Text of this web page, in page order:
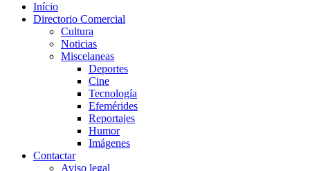
Início
Directorio Comercial
Cultura
Noticias
Miscelaneas
Deportes
Cine
Tecnología
Efemérides
Reportajes
Humor
Imágenes
Contactar
Aviso legal